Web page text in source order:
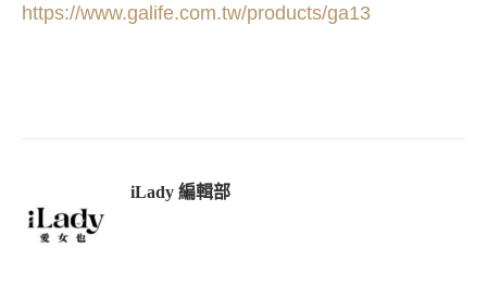
https://www.galife.com.tw/products/ga13
iLady 編輯部